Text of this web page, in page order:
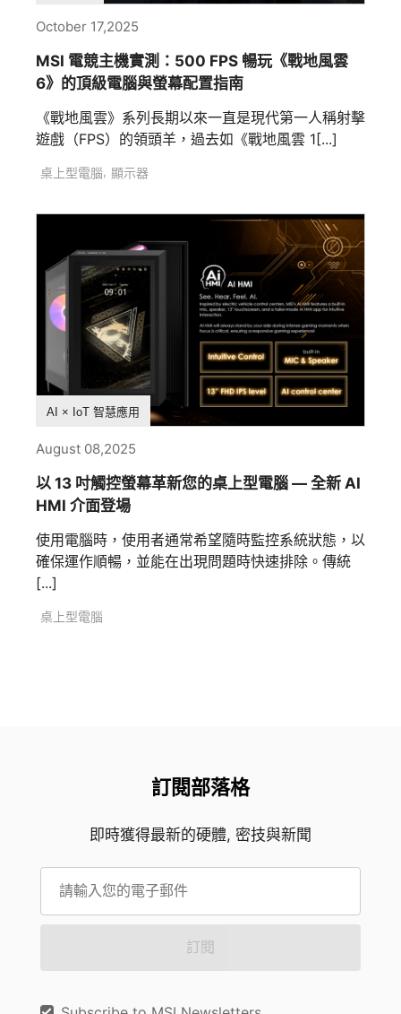
October 17,2025
MSI 電競主機實測：500 FPS 暢玩《戰地風雲
6》的頂級電腦與螢幕配置指南
《戰地風雲》系列長期以來一直是現代第一人稱射擊
遊戲（FPS）的領頭羊，過去如《戰地風雲 1[...]
桌上型電腦, 顯示器
選購指南
AI × IoT 智慧應用
August 08,2025
以 13 吋觸控螢幕革新您的桌上型電腦 — 全新 AI
HMI 介面登場
使用電腦時，使用者通常希望隨時監控系統狀態，以
確保運作順暢，並能在出現問題時快速排除。傳統
[...]
桌上型電腦
訂閱部落格
即時獲得最新的硬體, 密技與新聞
訂閱